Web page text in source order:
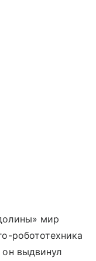
мир
робототехника
выдвинул